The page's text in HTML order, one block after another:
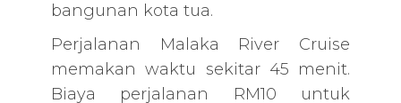
bangunan kota tua.
Perjalanan Malaka River Cruise
memakan waktu sekitar 45 menit.
Biaya perjalanan RM10 untuk